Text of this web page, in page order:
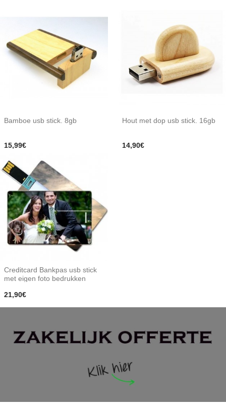
Bamboe usb stick. 8gb
15,99€
Hout met dop usb stick. 16gb
14,90€
Creditcard Bankpas usb stick
met eigen foto bedrukken
21,90€